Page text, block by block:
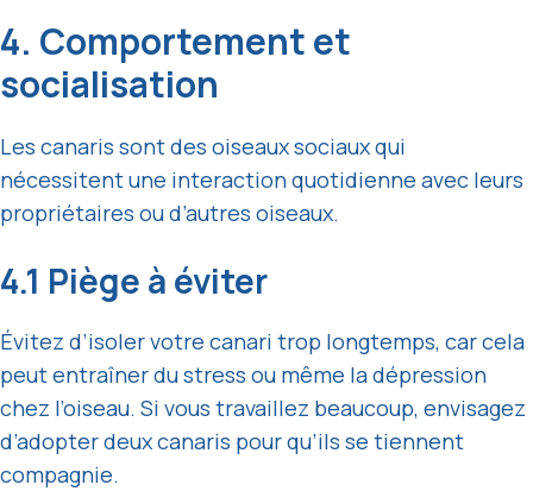
4. Comportement et
socialisation
Les canaris sont des oiseaux sociaux qui
nécessitent une interaction quotidienne avec leurs
propriétaires ou d’autres oiseaux.
4.1 Piège à éviter
Évitez d’isoler votre canari trop longtemps, car cela
peut entraîner du stress ou même la dépression
chez l’oiseau. Si vous travaillez beaucoup, envisagez
d’adopter deux canaris pour qu’ils se tiennent
compagnie.